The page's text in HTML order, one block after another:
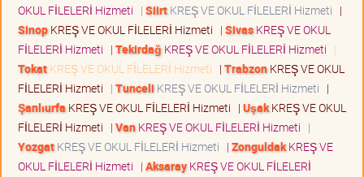
OKUL FİLELERİ Hizmeti | SiirtKREŞ VE OKUL FİLELERİ Hizmeti |
SinopKREŞ VE OKUL FİLELERİ Hizmeti | SivasKREŞ VE OKUL
FİLELERİ Hizmeti | Tekirdağ KREŞ VE OKUL FİLELERİ Hizmeti |
TokatKREŞ VE OKUL FİLELERİ Hizmeti | TrabzonKREŞ VE OKUL
FİLELERİ Hizmeti | Tunceli KREŞ VE OKUL FİLELERİ Hizmeti |
Şanlıurfa KREŞ VE OKUL FİLELERİ Hizmeti | UşakKREŞ VE OKUL
FİLELERİ Hizmeti | VanKREŞ VE OKUL FİLELERİ Hizmeti |
YozgatKREŞ VE OKUL FİLELERİ Hizmeti | ZonguldakKREŞ VE
OKUL FİLELERİ Hizmeti | AksarayKREŞ VE OKUL FİLELERİ